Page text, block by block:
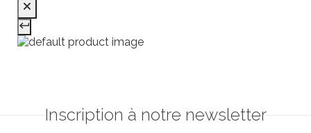
Inscription à notre newsletter